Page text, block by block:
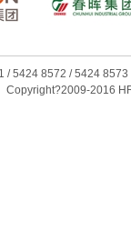
/ 5424 8572 / 5424 8573
Copyright?2009-2016